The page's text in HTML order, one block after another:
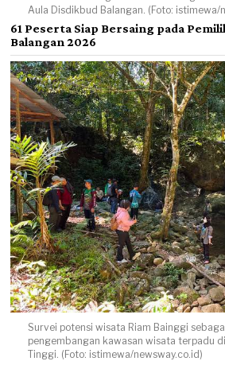
Aula Disdikbud Balangan. (Foto: istimewa/
61 Peserta Siap Bersaing pada
Balangan 2026
Survei potensi wisata Riam Bainggi
pengembangan kawasan wisata terpadu
Tinggi. (Foto: istimewa/newsway.co.id)